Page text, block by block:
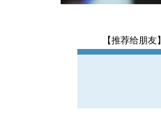
【推荐给朋友】